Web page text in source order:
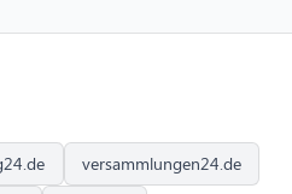
versammlungen24.de